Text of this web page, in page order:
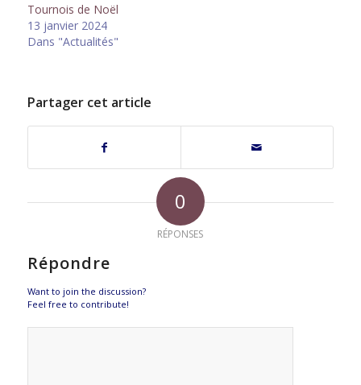
Tournois de Noël
13 janvier 2024
Dans "Actualités"
Partager cet article
0
RÉPONSES
Répondre
Want to join the discussion?
Feel free to contribute!